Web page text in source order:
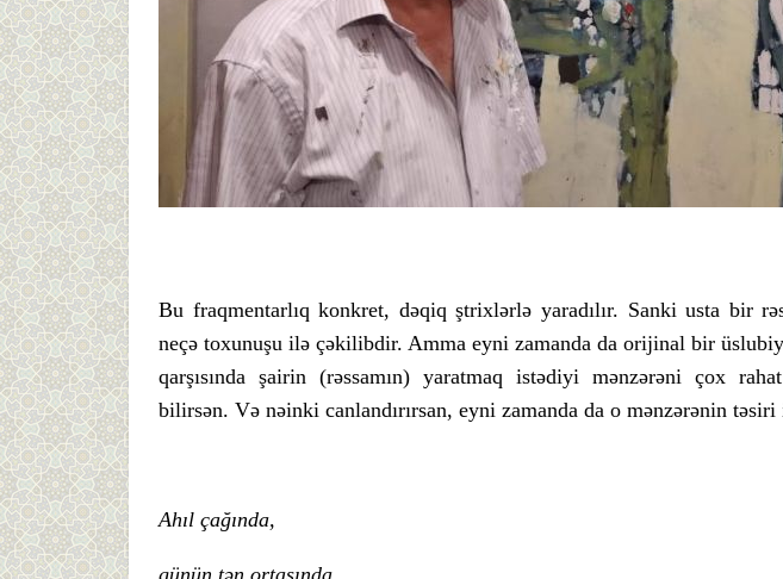
Bu fraqmentarlıq konkret, dəqiq ştrixlərlə yaradılır. Sanki usta bir
neçə toxunuşu ilə çəkilibdir. Amma eyni zamanda da orijinal bir
qarşısında şairin (rəssamın) yaratmaq istədiyi mənzərəni çox
bilirsən. Və nəinki canlandırırsan, eyni zamanda da o mənzərənin təsiri
Ahıl çağında,